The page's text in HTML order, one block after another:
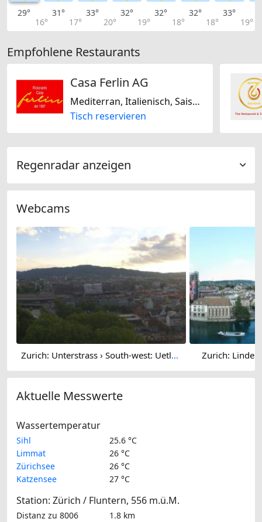
29°
16°
31°
17°
33°
20°
32°
19°
32°
18°
32°
18°
33°
19°
Empfohlene Restaurants
Casa Ferlin AG
Mediterran, Italienisch, Saisonal
Tisch reservieren
Regenradar anzeigen
Webcams
Zurich: Unterstrass › South-west: Uetliberg Zurich:
Aktuelle Messwerte
Wassertemperatur
Sihl
25.6 °C
Limmat
26 °C
Zürichsee
26 °C
Katzensee
27 °C
Station: Zürich / Fluntern, 556 m.ü.M.
Distanz zu 8006
1.8 km